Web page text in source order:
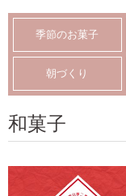
季節のお菓子
朝づくり
和菓子